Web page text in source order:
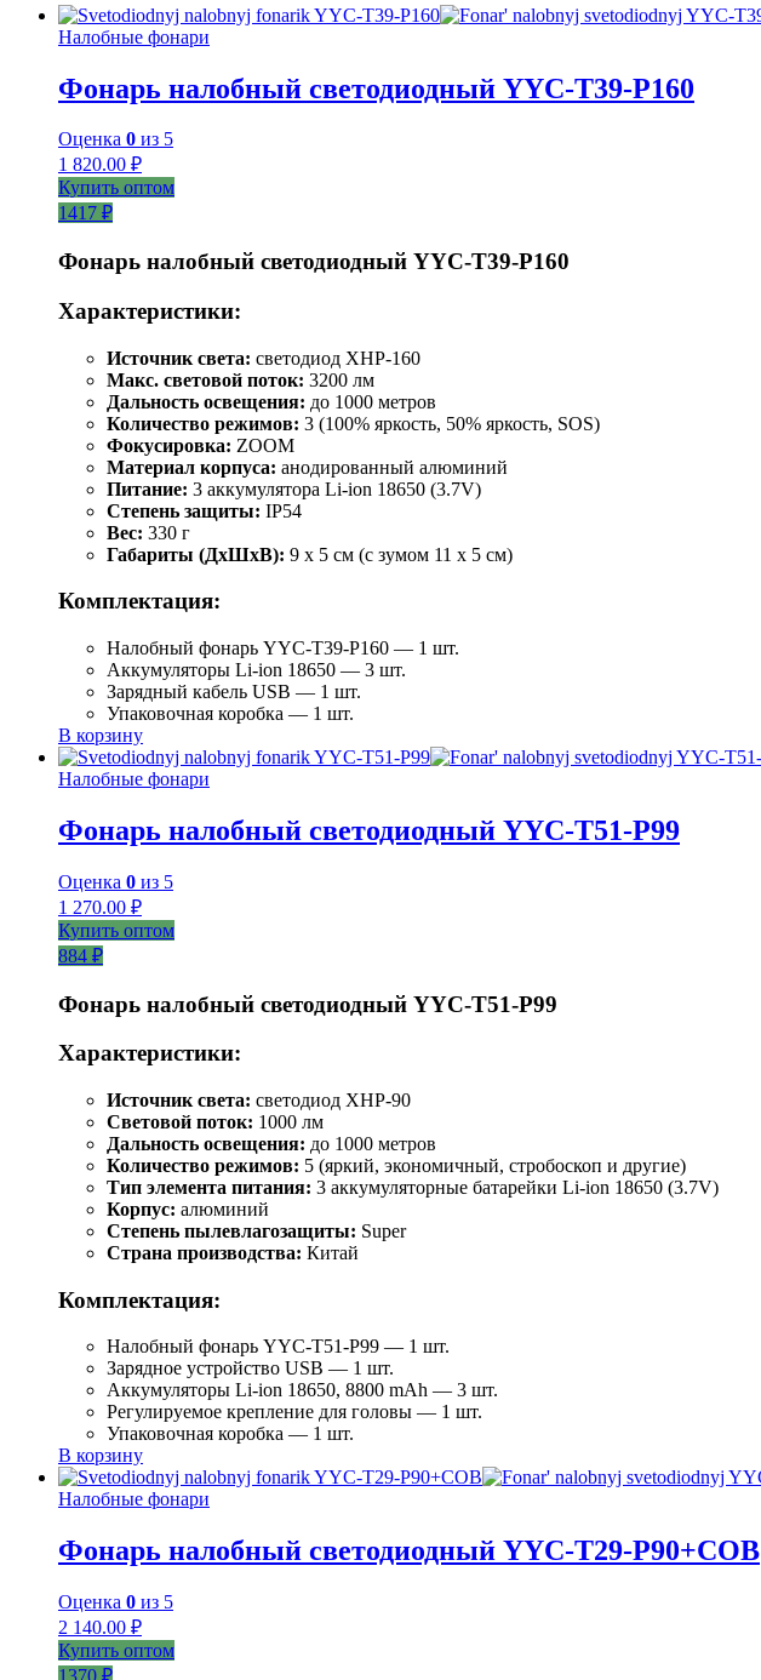
Налобные фонари
Фонарь налобный светодиодный YYC-T39-P160
Оценка 0 из 5
1 820.00 ₽
Купить оптом
1417 ₽
Фонарь налобный светодиодный YYC-T39-P160
Характеристики:
Источник света: светодиод XHP-160
Макс. световой поток: 3200 лм
Дальность освещения: до 1000 метров
Количество режимов: 3 (100% яркость, 50% яркость, SOS)
Фокусировка: ZOOM
Материал корпуса: анодированный алюминий
Питание: 3 аккумулятора Li-ion 18650 (3.7V)
Степень защиты: IP54
Вес: 330 г
Габариты (ДхШхВ): 9 x 5 см (с зумом 11 x 5 см)
Комплектация:
Налобный фонарь YYC-T39-P160 — 1 шт.
Аккумуляторы Li-ion 18650 — 3 шт.
Зарядный кабель USB — 1 шт.
Упаковочная коробка — 1 шт.
В корзину
Налобные фонари
Фонарь налобный светодиодный YYC-T51-P99
Оценка 0 из 5
1 270.00 ₽
Купить оптом
884 ₽
Фонарь налобный светодиодный YYC-T51-P99
Характеристики:
Источник света: светодиод XHP-90
Световой поток: 1000 лм
Дальность освещения: до 1000 метров
Количество режимов: 5 (яркий, экономичный, стробоскоп и другие)
Тип элемента питания: 3 аккумуляторные батарейки Li-ion 18650 (3.7V)
Корпус: алюминий
Степень пылевлагозащиты: Super
Страна производства: Китай
Комплектация:
Налобный фонарь YYC-T51-P99 — 1 шт.
Зарядное устройство USB — 1 шт.
Аккумуляторы Li-ion 18650, 8800 mAh — 3 шт.
Регулируемое крепление для головы — 1 шт.
Упаковочная коробка — 1 шт.
В корзину
Налобные фонари
Фонарь налобный светодиодный YYC-T29-P90+COB
Оценка 0 из 5
2 140.00 ₽
Купить оптом